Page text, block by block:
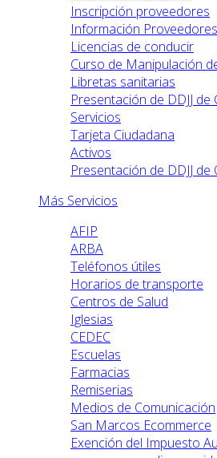
Inscripción proveedores
Información Proveedores
Licencias de conducir
Curso de Manipulación
Libretas sanitarias
Presentación de DDJJ
Servicios
Tarjeta Ciudadana
Activos
Presentación de DDJJ de
Más Servicios
AFIP
ARBA
Teléfonos útiles
Horarios de transporte
Centros de Salud
Iglesias
CEDEC
Escuelas
Farmacias
Remiserias
Medios de Comunicación
San Marcos Ecommerce
Exención del Impuesto